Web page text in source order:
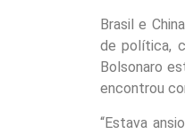
Brasil e
de política,
Bolsonaro
encontrou
“Estava